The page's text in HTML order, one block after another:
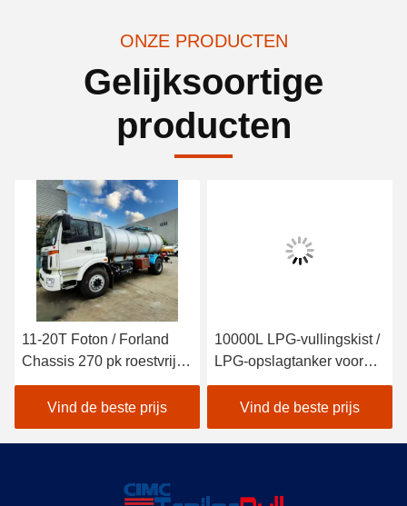
ONZE PRODUCTEN
Gelijksoortige
producten
11-20T Foton / Forland
Chassis 270 pk roestvrij
staal SS304 Tanker voor
water en voedsel levering
Vind de beste prijs
10000L LPG-vullingskist /
LPG-opslagtanker voor
vloeibaar petroleumgas
Vind de beste prijs